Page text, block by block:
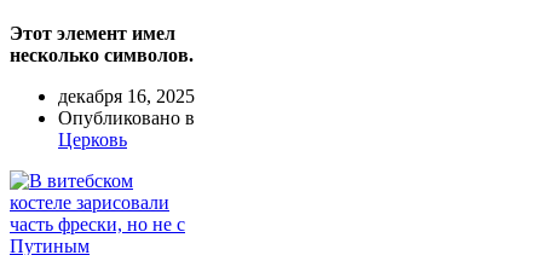
Этот элемент имел
несколько символов.
декабря 16, 2025
Опубликовано в
Церковь